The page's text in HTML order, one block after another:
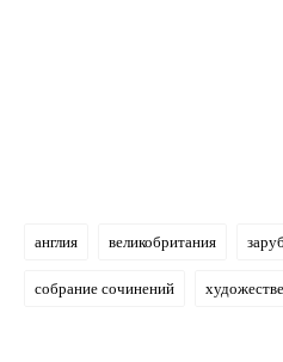
англия великобритания
собрание сочинений